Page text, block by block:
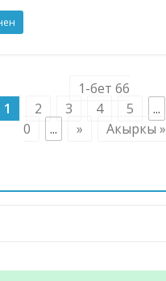
1-бет 66
1 2 3 4 5 ...
0
... » Акыркы »